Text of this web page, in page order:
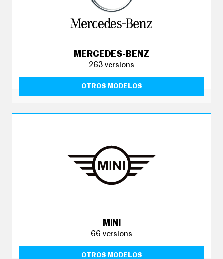
MERCEDES-BENZ
263 versions
OTROS MODELOS
MINI
66 versions
OTROS MODELOS